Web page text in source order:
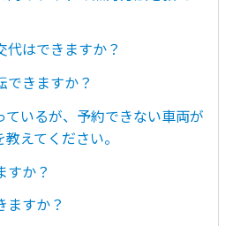
代はできますか？
できますか？
ているが、予約できない車両が
えてください。
すか？
ますか？